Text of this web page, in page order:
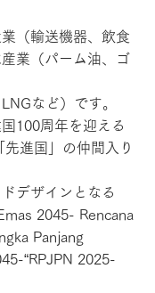
（輸送機器、飲食
業（パーム油、ゴ
など）です。
100周年を迎える
進国」の仲間入り
デザインとなる
2045- Rencana
Panjang
-“RPJPN 2025-